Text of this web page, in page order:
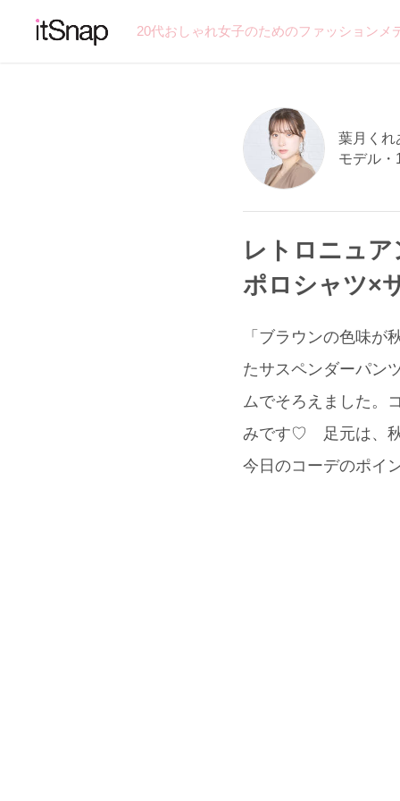
20代おしゃれ女子のためのファッション
葉月くれ
モデル・
レトロニュ
ポロシャツ×
「ブラウンの色味
たサスペンダーパン
ムでそろえました。
みです♡ 足元は、秋
今日のコーデのポイ